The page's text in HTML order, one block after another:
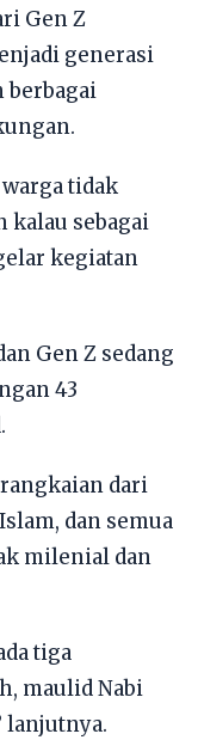
Gen Z
generasi
berbagai
tidak
kalau sebagai
kegiatan
Gen Z sedang
43
dari
dan semua
milenial dan
tiga
maulid Nabi
lanjutnya.